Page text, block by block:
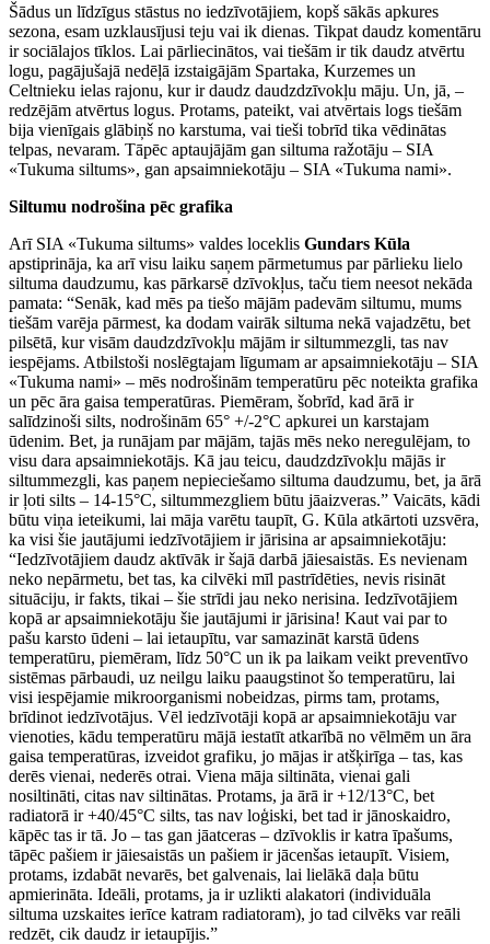
Šādus un līdzīgus stāstus no iedzīvotājiem, kopš sākās apkures
sezona, esam uzklausījusi teju vai ik dienas. Tikpat daudz komentāru
ir sociālajos tīklos. Lai pārliecinātos, vai tiešām ir tik daudz atvērtu
logu, pagājušajā nedēļā izstaigājām Spartaka, Kurzemes un
Celtnieku ielas rajonu, kur ir daudz daudzdzīvokļu māju. Un, jā, –
redzējām atvērtus logus. Protams, pateikt, vai atvērtais logs tiešām
bija vienīgais glābiņš no karstuma, vai tieši tobrīd tika vēdinātas
telpas, nevaram. Tāpēc aptaujājām gan siltuma ražotāju – SIA
«Tukuma siltums», gan apsaimniekotāju – SIA «Tukuma nami».
Siltumu nodrošina pēc grafika
Arī SIA «Tukuma siltums» valdes loceklis Gundars Kūla
apstiprināja, ka arī visu laiku saņem pārmetumus par pārlieku lielo
siltuma daudzumu, kas pārkarsē dzīvokļus, taču tiem neesot nekāda
pamata: “Senāk, kad mēs pa tiešo mājām padevām siltumu, mums
tiešām varēja pārmest, ka dodam vairāk siltuma nekā vajadzētu, bet
pilsētā, kur visām daudzdzīvokļu mājām ir siltummezgli, tas nav
iespējams. Atbilstoši noslēgtajam līgumam ar apsaimniekotāju – SIA
«Tukuma nami» – mēs nodrošinām temperatūru pēc noteikta grafika
un pēc āra gaisa temperatūras. Piemēram, šobrīd, kad ārā ir
salīdzinoši silts, nodrošinām 65° +/-2°C apkurei un karstajam
ūdenim. Bet, ja runājam par mājām, tajās mēs neko neregulējam, to
visu dara apsaimniekotājs. Kā jau teicu, daudzdzīvokļu mājās ir
siltummezgli, kas paņem nepieciešamo siltuma daudzumu, bet, ja ārā
ir ļoti silts – 14-15°C, siltummezgliem būtu jāaizveras.” Vaicāts, kādi
būtu viņa ieteikumi, lai māja varētu taupīt, G. Kūla atkārtoti uzsvēra,
ka visi šie jautājumi iedzīvotājiem ir jārisina ar apsaimniekotāju:
“Iedzīvotājiem daudz aktīvāk ir šajā darbā jāiesaistās. Es nevienam
neko nepārmetu, bet tas, ka cilvēki mīl pastrīdēties, nevis risināt
situāciju, ir fakts, tikai – šie strīdi jau neko nerisina. Iedzīvotājiem
kopā ar apsaimniekotāju šie jautājumi ir jārisina! Kaut vai par to
pašu karsto ūdeni – lai ietaupītu, var samazināt karstā ūdens
temperatūru, piemēram, līdz 50°C un ik pa laikam veikt preventīvo
sistēmas pārbaudi, uz neilgu laiku paaugstinot šo temperatūru, lai
visi iespējamie mikroorganismi nobeidzas, pirms tam, protams,
brīdinot iedzīvotājus. Vēl iedzīvotāji kopā ar apsaimniekotāju var
vienoties, kādu temperatūru mājā iestatīt atkarībā no vēlmēm un āra
gaisa temperatūras, izveidot grafiku, jo mājas ir atšķirīga – tas, kas
derēs vienai, nederēs otrai. Viena māja siltināta, vienai gali
nosiltināti, citas nav siltinātas. Protams, ja ārā ir +12/13°C, bet
radiatorā ir +40/45°C silts, tas nav loģiski, bet tad ir jānoskaidro,
kāpēc tas ir tā. Jo – tas gan jāatceras – dzīvoklis ir katra īpašums,
tāpēc pašiem ir jāiesaistās un pašiem ir jācenšas ietaupīt. Visiem,
protams, izdabāt nevarēs, bet galvenais, lai lielākā daļa būtu
apmierināta. Ideāli, protams, ja ir uzlikti alakatori (individuāla
siltuma uzskaites ierīce katram radiatoram), jo tad cilvēks var reāli
redzēt, cik daudz ir ietaupījis.”